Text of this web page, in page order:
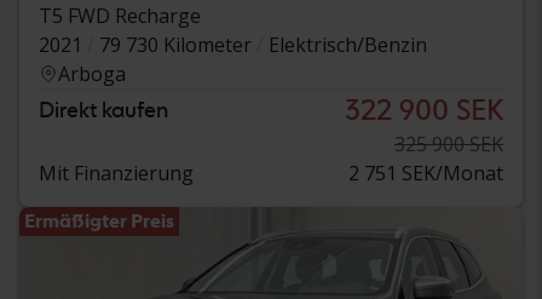
T5 FWD Recharge
2021
79 730 Kilometer
Elektrisch/Benzin
Arboga
Direkt kaufen 322 900 SEK
325 900 SEK
Mit Finanzierung
2 751 SEK/Monat
Ermäßigter Preis